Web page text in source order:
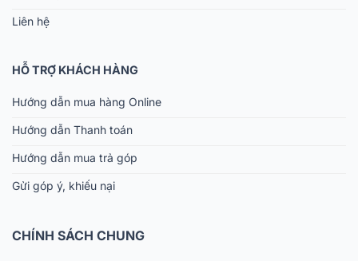
Liên hệ
HỖ TRỢ KHÁCH HÀNG
Hướng dẫn mua hàng Online
Hướng dẫn Thanh toán
Hướng dẫn mua trả góp
Gửi góp ý, khiếu nại
CHÍNH SÁCH CHUNG